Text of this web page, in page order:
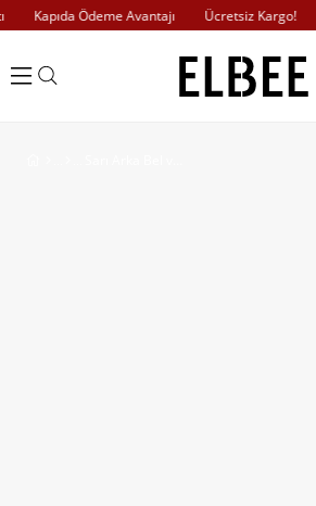
Kapıda Ödeme Avantajı Ücretsiz Kargo!